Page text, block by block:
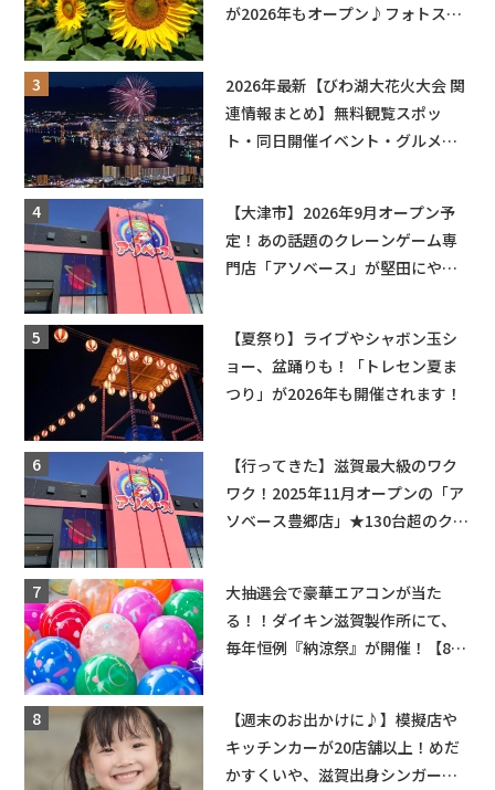
が2026年もオープン♪フォトスポ
2026年最新【びわ湖大花火大会 関
連情報まとめ】無料観覧スポッ
ト・同日開催イベント・グルメマ
【大津市】2026年9月オープン予
定！あの話題のクレーンゲーム専
門店「アソベース」が堅田にやっ
【夏祭り】ライブやシャボン玉シ
ョー、盆踊りも！「トレセン夏ま
つり」が2026年も開催されます！
【行ってきた】滋賀最大級のワク
ワク！2025年11月オープンの「ア
ソベース豊郷店」★130台超のクレ
大抽選会で豪華エアコンが当た
る！！ダイキン滋賀製作所にて、
毎年恒例『納涼祭』が開催！【8月
【週末のお出かけに♪】模擬店や
キッチンカーが20店舗以上！めだ
かすくいや、滋賀出身シンガーソ